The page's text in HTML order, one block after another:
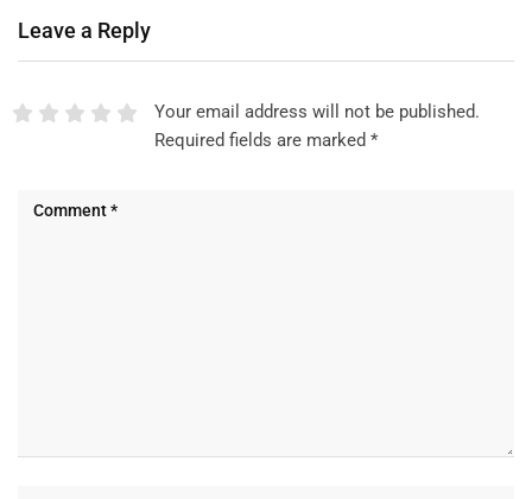
Leave a Reply
Your email address will not be published.
Required fields are marked *